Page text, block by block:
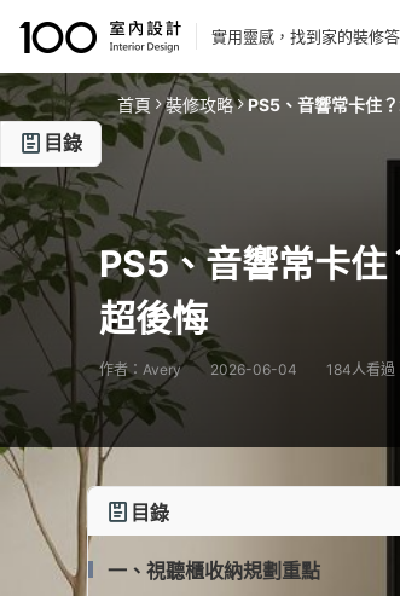
實用靈感，找到家的裝修
首頁 裝修攻略 PS5、音響常卡住
PS5、音響常卡
超後悔
作者：Avery 2026-06-04 184人看過
目錄
一、視聽櫃收納規劃重點
目錄
一、視聽櫃收納規劃重點
1. PS5、音響設備常見收納困難
2. 裝置尺寸與視聽櫃高度、深度、寬度標準
3. 線材走位與插座需求規劃
二、PS5與音響設備專區設計
1. 不同世代主機（PS4/PS5）收納尺寸對比
2. 重低音、喇叭、擴大機尺寸與擺放注意事項
3. 機上盒、藍光機等複合收納分隔方案
三、視聽櫃尺寸選擇實操整理
1. 常見尺寸落點解析（深度、間距、透氣空間）